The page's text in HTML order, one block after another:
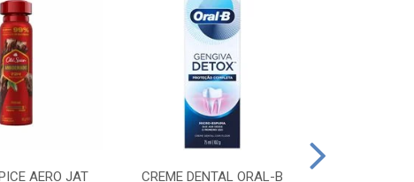
AERO JAT
CREME DENTAL ORAL-B